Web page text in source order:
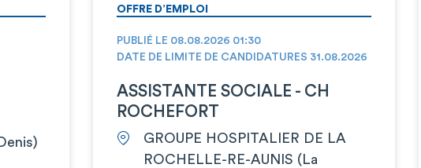
OFFRE D’EMPLOI
PUBLIÉ LE 08.08.2026 01:30
DATE DE LIMITE DE CANDIDATURES 31.08.2026
ASSISTANTE SOCIALE - CH
ROCHEFORT
GROUPE HOSPITALIER DE LA
ROCHELLE-RE-AUNIS (La